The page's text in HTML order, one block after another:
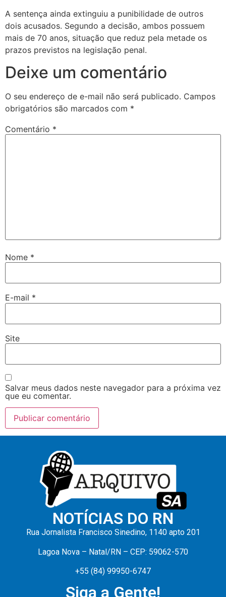
A sentença ainda extinguiu a punibilidade de outros
dois acusados. Segundo a decisão, ambos possuem
mais de 70 anos, situação que reduz pela metade os
prazos previstos na legislação penal.
Deixe um comentário
O seu endereço de e-mail não será publicado. Campos
obrigatórios são marcados com *
Comentário *
Nome *
E-mail *
Site
Salvar meus dados neste navegador para a próxima vez
que eu comentar.
NOTÍCIAS DO RN
Rua Jornalista Francisco Sinedino, 1140 apto 201
Lagoa Nova – Natal/RN – CEP: 59062-570
+55 (84) 99950-6747
Siga a Gente!